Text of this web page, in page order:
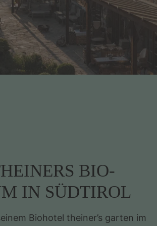
BIO-
IN SÜDTIROL
Biohotel theiner’s garten im